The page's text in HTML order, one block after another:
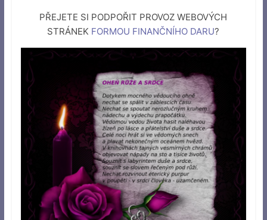
PŘEJETE SI PODPOŘIT PROVOZ WEBOVÝCH
STRÁNEK FORMOU FINANČNÍHO DARU?